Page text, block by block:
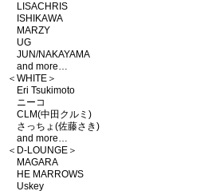
LISACHRIS
ISHIKAWA
MARZY
UG
JUN/NAKAYAMA
and more…
＜WHITE＞
Eri Tsukimoto
ニーコ
CLM(中田クルミ)
さっちょ(佐藤さき)
and more…
＜D-LOUNGE＞
MAGARA
HE MARROWS
Uskey